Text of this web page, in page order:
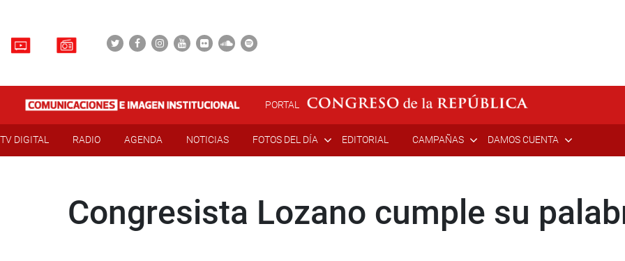
PORTAL
TV DIGITAL RADIO AGENDA NOTICIAS FOTOS DEL DÍA EDITORIAL CAMPAÑAS DAMOS CUENTA
Congresista Lozano cumple su